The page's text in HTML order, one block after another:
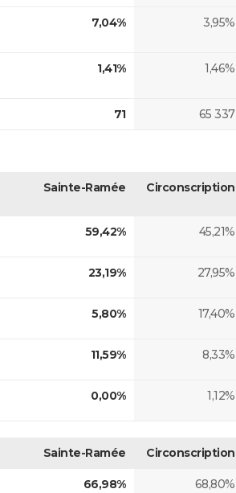
7,04% 3,95%
1,41% 1,46%
71 65 337
Sainte-Ramée Circonscription
59,42% 45,21%
23,19% 27,95%
5,80% 17,40%
11,59% 8,33%
0,00% 1,12%
Sainte-Ramée Circonscription
66,98% 68,80%